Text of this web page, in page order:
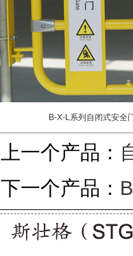
B-X-L系列自闭式安全
上一个产品：
下一个产品：